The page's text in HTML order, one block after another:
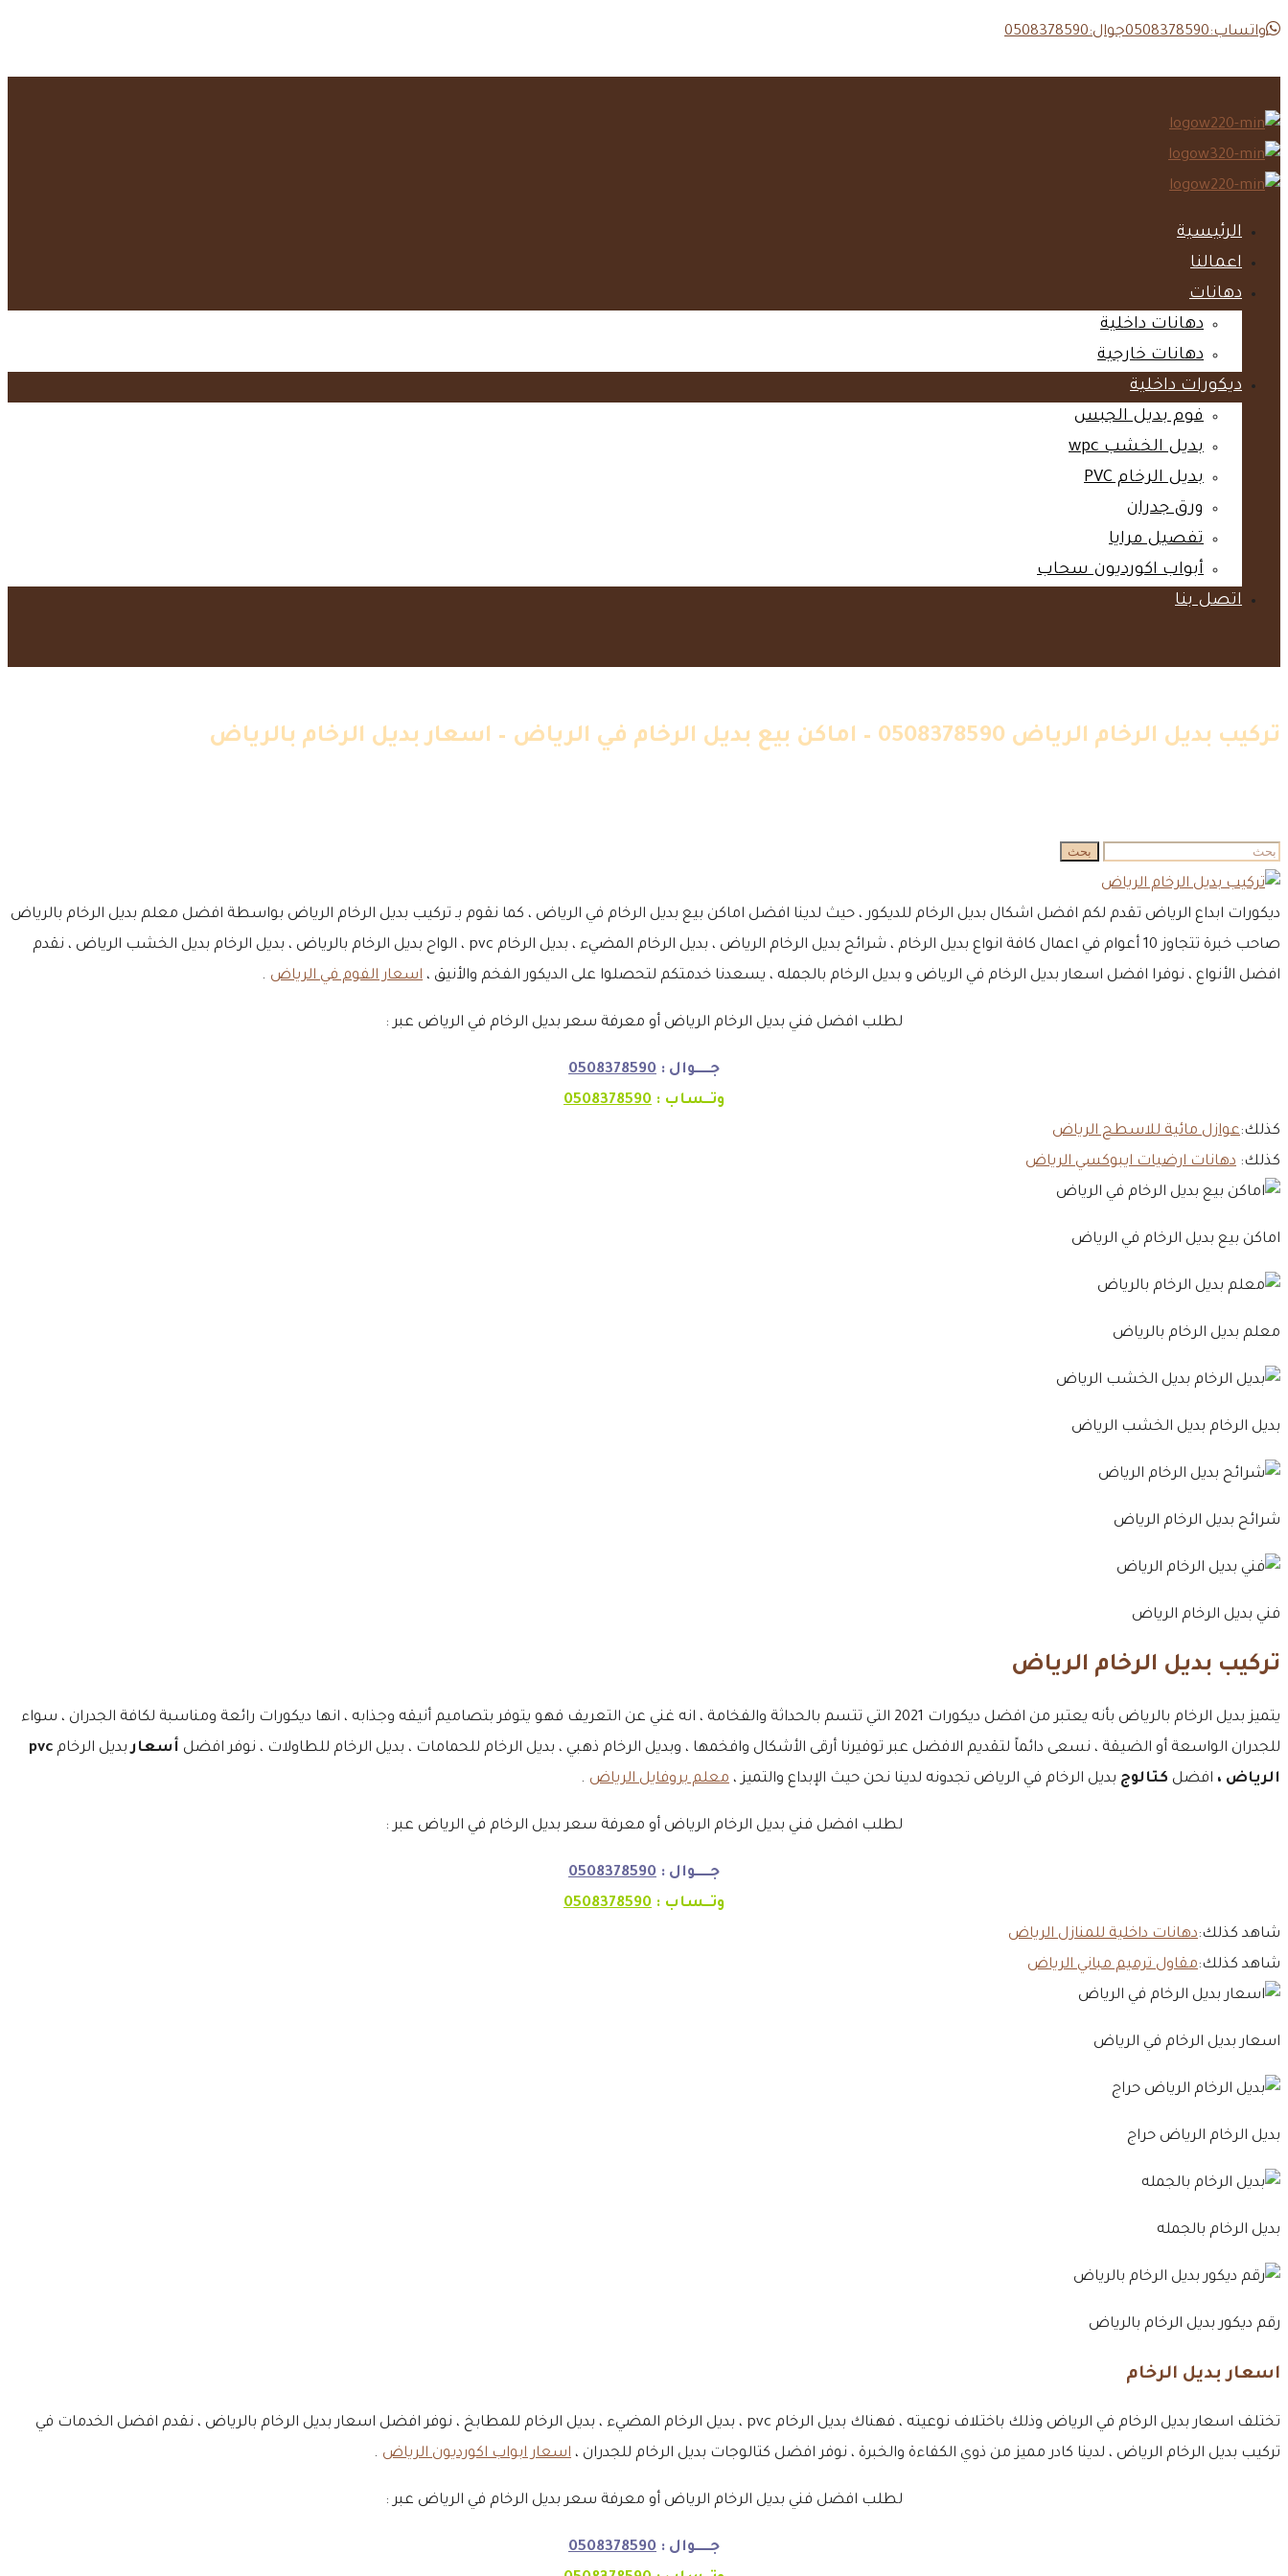
واتساب:0508378590 جوال:0508378590
الرئيسية‎
اعمالنا‎
دهانات‎
دهانات داخلية‎
دهانات خارجية‎
ديكورات داخلية‎
فوم بديل الجبس‎
بديل الخشب wpc‎
بديل الرخام PVC‎
ورق جدران‎
تفصيل مرايا‎
أبواب اكورديون سحاب‎
اتصل بنا‎
تركيب بديل الرخام الرياض 0508378590 – اماكن بيع بديل الرخام في الرياض – اسعار بديل الرخام بالرياض
البحث
عن:
بحث
ديكورات ابداع الرياض تقدم لكم افضل اشكال بديل الرخام للديكور ، حيث لدينا افضل اماكن بيع بديل الرخام في الرياض ، كما نقوم بـ تركيب بديل الرخام الرياض بواسطة افضل معلم بديل الرخام بالرياض
صاحب خبرة تتجاوز 10 أعوام في اعمال كافة انواع بديل الرخام ، شرائح بديل الرخام الرياض ، بديل الرخام المضيء ، بديل الرخام pvc ، الواح بديل الرخام بالرياض ، بديل الرخام بديل الخشب الرياض ، نقدم
افضل الأنواع ، نوفرا افضل اسعار بديل الرخام في الرياض و بديل الرخام بالجمله ، يسعدنا خدمتكم لتحصلوا على الديكور الفخم والأنيق ، اسعار الفوم في الرياض .
لطلب افضل فني بديل الرخام الرياض أو معرفة سعر بديل الرخام في الرياض عبر :
جـــــوال : 0508378590
وتــساب : 0508378590
كذلك:عوازل مائية للاسطح الرياض
كذلك: دهانات ارضيات ايبوكسي الرياض
اماكن بيع بديل الرخام في الرياض
معلم بديل الرخام بالرياض
بديل الرخام بديل الخشب الرياض
شرائح بديل الرخام الرياض
فني بديل الرخام الرياض
تركيب بديل الرخام الرياض
يتميز بديل الرخام بالرياض بأنه يعتبر من افضل ديكورات 2021 التي تتسم بالحداثة والفخامة ، انه غني عن التعريف فهو يتوفر بتصاميم أنيقه وجذابه ، انها ديكورات رائعة ومناسبة لكافة الجدران ، سواء
للجدران الواسعة أو الضيقة ، نسعى دائماً لتقديم الافضل عبر توفيرنا أرقى الأشكال وافخمها ، وبديل الرخام ذهبي ، بديل الرخام للحمامات ، بديل الرخام للطاولات ، نوفر افضل أسعاربديل الرخام pvc
الرياض ، افضل كتالوج بديل الرخام في الرياض تجدونه لدينا نحن حيث الإبداع والتميز ، معلم بروفايل الرياض .
لطلب افضل فني بديل الرخام الرياض أو معرفة سعر بديل الرخام في الرياض عبر :
جـــــوال : 0508378590
وتــساب : 0508378590
شاهد كذلك:دهانات داخلية للمنازل الرياض
شاهد كذلك:مقاول ترميم مباني الرياض
اسعار بديل الرخام في الرياض
بديل الرخام الرياض حراج
بديل الرخام بالجمله
رقم ديكور بديل الرخام بالرياض
اسعار بديل الرخام
تختلف اسعار بديل الرخام في الرياض وذلك باختلاف نوعيته ، فهناك بديل الرخام pvc ، بديل الرخام المضيء ، بديل الرخام للمطابخ ، نوفر افضل اسعار بديل الرخام بالرياض ، نقدم افضل الخدمات في
تركيب بديل الرخام الرياض ، لدينا كادر مميز من ذوي الكفاءة والخبرة ، نوفر افضل كتالوجات بديل الرخام للجدران ، اسعار ابواب اكورديون الرياض .
لطلب افضل فني بديل الرخام الرياض أو معرفة سعر بديل الرخام في الرياض عبر :
جـــــوال : 0508378590